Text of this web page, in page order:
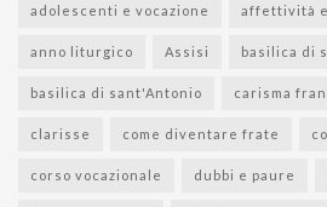
adolescenti e vocazione affettività
anno liturgico Assisi basilica di
basilica di sant'Antonio carisma
clarisse come diventare frate
corso vocazionale dubbi e paure